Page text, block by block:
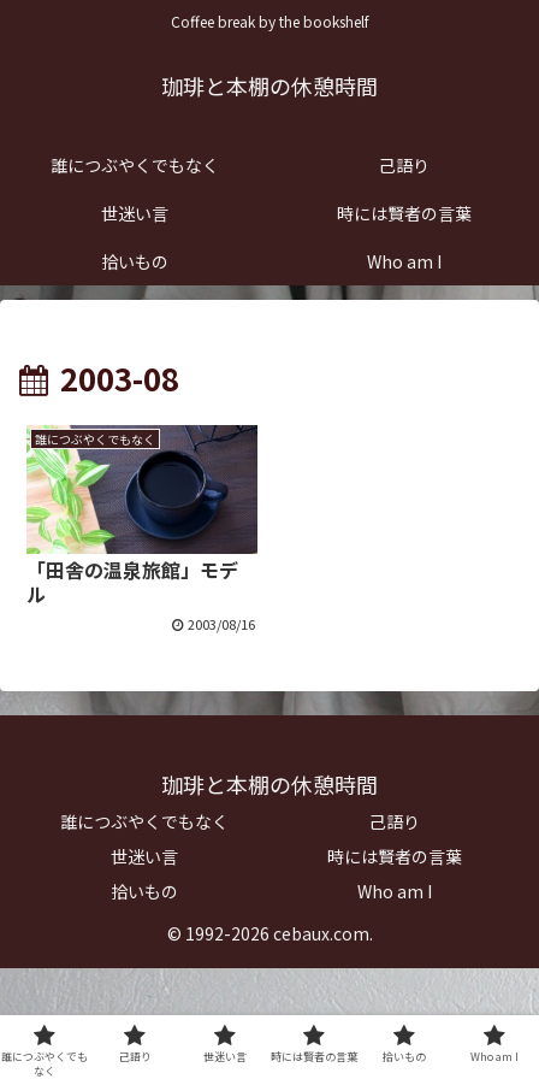
Coffee break by the bookshelf
珈琲と本棚の休憩時間
誰につぶやくでもなく
己語り
世迷い言
時には賢者の言葉
拾いもの
Who am I
2003-08
誰につぶやくでもなく
「田舎の温泉旅館」モデ
ル
2003/08/16
珈琲と本棚の休憩時間
誰につぶやくでもなく
己語り
世迷い言
時には賢者の言葉
拾いもの
Who am I
© 1992-2026 cebaux.com.
誰につぶやくでも
なく
己語り 世迷い言 時には賢者の言葉 拾いもの Who am I